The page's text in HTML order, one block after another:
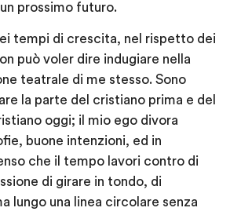
prossimo futuro.
tempi di crescita, nel rispetto dei
può voler dire indugiare nella
teatrale di me stesso. Sono
la parte del cristiano prima e del
oggi; il mio ego divora
buone intenzioni, ed in
che il tempo lavori contro di
di girare in tondo, di
lungo una linea circolare senza